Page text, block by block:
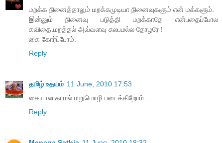
மறக்க நினைத்தாலும் மறக்கமுடியா நினைவுகளும் என் மக்களும்.
இன்னும் நினைவு படுத்தி மறக்காதே என்பதைப்போல
கவிதை.மறத்தல் அவ்வளவு சுலபமல்ல தோழரே !
கை கோர்ப்போம்.
Reply
தமிழ் உதயம் 11 June, 2010 17:53
கையாலாகாமல் மறுமொழி படைக்கிறோம்...
Reply